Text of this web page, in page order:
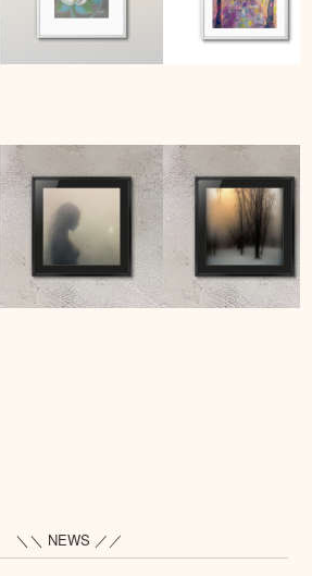
＼＼ NEWS ／／